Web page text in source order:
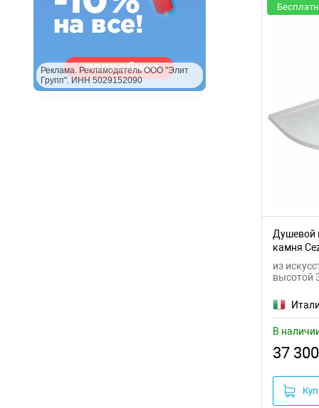
Реклама. Рекламодатель ООО "Элит
Групп". ИНН 5029152090
Душевой
камня
из
высотой
В
37